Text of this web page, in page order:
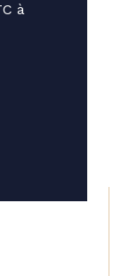
à